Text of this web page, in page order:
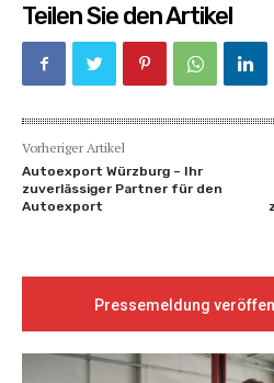
Teilen Sie den Artikel
Vorheriger Artikel
Autoexport Würzburg – Ihr
zuverlässiger Partner für den
Autoexport
Pressemeldung